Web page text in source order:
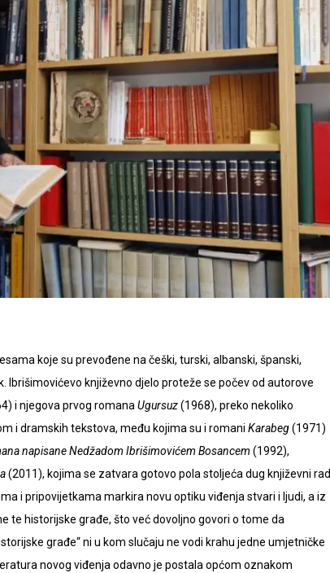
koje su prevođene na češki, turski, albanski, španski,
Ibrišimovićevo književno djelo proteže se počev od autorove
i njegova prvog romanaUgursuz(1968), preko nekoliko
i dramskih tekstova, među kojima su i romani Karabeg(1971)
napisane Nedžadom Ibrišimovićem Bosancem (1992),
(2011), kojima se zatvara gotovo pola stoljeća dug književni rad
i pripovijetkama markira novu optiku viđenja stvari i ljudi, a iz
te historijske građe, što već dovoljno govori o tome da
građe“ ni u kom slučaju ne vodi krahu jedne umjetničke
novog viđenja odavno je postala općom oznakom